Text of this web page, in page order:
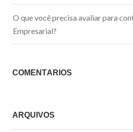
O que você precisa avaliar para
Empresarial?
COMENTÁRIOS
ARQUIVOS